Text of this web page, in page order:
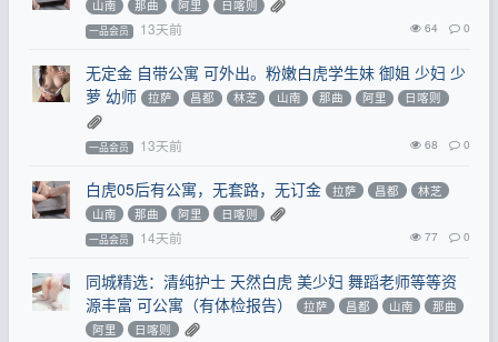
山南
那曲 阿里 日喀则
一品会员 13天前 64 0
无定金 自带公寓 可外出。粉嫩白虎学生妹 御姐 少妇 少
萝 幼师
拉萨 昌都 林芝 山南 那曲 阿里 日喀则
一品会员 13天前 68 0
白虎05后有公寓，无套路，无订金 拉萨 昌都
林芝
山南
那曲 阿里 日喀则
一品会员 14天前 77 0
同城精选：清纯护士 天然白虎 美少妇 舞蹈老师等等资
源丰富 可公寓（有体检报告）
拉萨 昌都 山南
那曲
阿里
日喀则